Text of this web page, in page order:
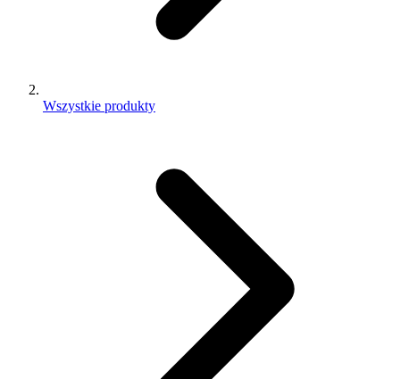
Wszystkie produkty